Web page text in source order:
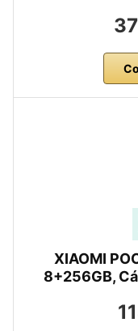
XIAOMI
8+256GB,